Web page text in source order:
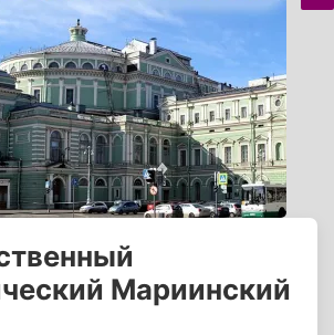
Мариинский